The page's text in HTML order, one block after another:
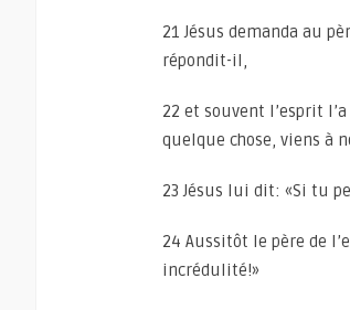
21 Jésus demanda au
répondit-il,
22 et souvent l’esprit
quelque chose, viens à
23 Jésus lui dit: «Si tu
24 Aussitôt le père de
incrédulité!»